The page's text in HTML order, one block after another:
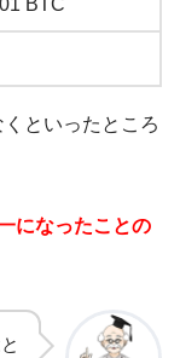
といったところ
になったことの